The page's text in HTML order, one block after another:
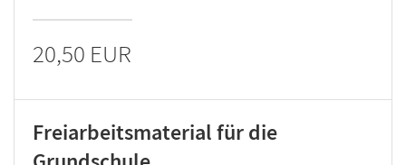
20,50 EUR
Freiarbeitsmaterial für die